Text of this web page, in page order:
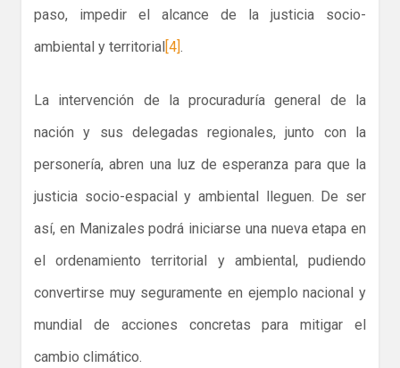
paso, impedir el alcance de la justicia socio-
ambiental y territorial[4].
La intervención de la procuraduría general de la
nación y sus delegadas regionales, junto con la
personería, abren una luz de esperanza para que la
justicia socio-espacial y ambiental lleguen. De ser
así, en Manizales podrá iniciarse una nueva etapa en
el ordenamiento territorial y ambiental, pudiendo
convertirse muy seguramente en ejemplo nacional y
mundial de acciones concretas para mitigar el
cambio climático.